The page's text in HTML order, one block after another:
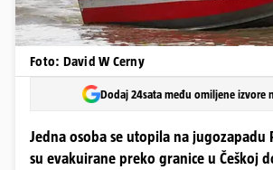
Foto: David W Cerny
Dodaj 24sata među omiljene izvore
Jedna osoba se utopila na jugozapadu
su evakuirane preko granice u Češkoj